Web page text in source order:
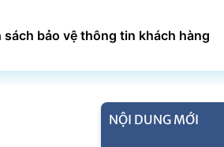
sách bảo vệ thông tin khách hàng
NỘI DUNG MỚI